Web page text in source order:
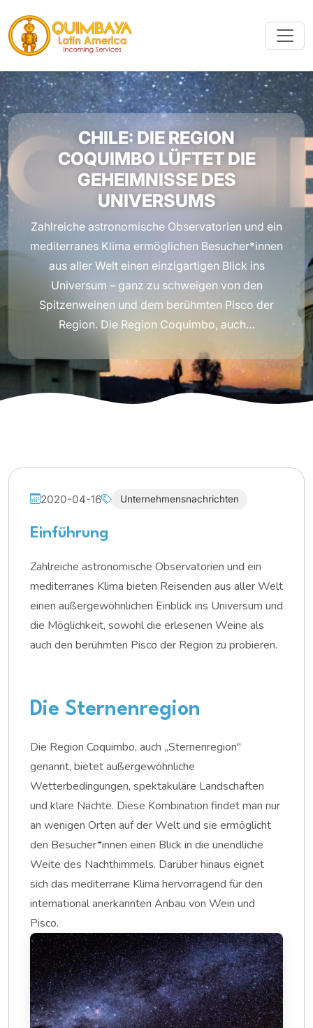
CHILE: DIE REGION
COQUIMBO LÜFTET DIE
GEHEIMNISSE DES
UNIVERSUMS
Zahlreiche astronomische Observatorien und ein
mediterranes Klima ermöglichen Besucher*innen
aus aller Welt einen einzigartigen Blick ins
Universum – ganz zu schweigen von den
Spitzenweinen und dem berühmten Pisco der
Region. Die Region Coquimbo, auch…
2020-04-16 Unternehmensnachrichten
Einführung
Zahlreiche astronomische Observatorien und ein
mediterranes Klima bieten Reisenden aus aller Welt
einen außergewöhnlichen Einblick ins Universum und
die Möglichkeit, sowohl die erlesenen Weine als
auch den berühmten Pisco der Region zu probieren.
Die Sternenregion
Die Region Coquimbo, auch „Sternenregion"
genannt, bietet außergewöhnliche
Wetterbedingungen, spektakuläre Landschaften
und klare Nächte. Diese Kombination findet man nur
an wenigen Orten auf der Welt und sie ermöglicht
den Besucher*innen einen Blick in die unendliche
Weite des Nachthimmels. Darüber hinaus eignet
sich das mediterrane Klima hervorragend für den
international anerkannten Anbau von Wein und
Pisco.